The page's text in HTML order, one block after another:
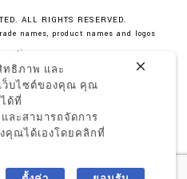
ALL RIGHTS RESERVED.
names, product names and logos
owner.
agree to receive our
any time
ทธิภาพ และ
ว็บไซต์ของคุณ คุณ
ด้ที่
และสามารถจัดการ
คุณได้เองโดยคลิกที่